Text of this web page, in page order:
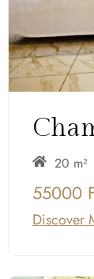
20 m²
55000
Discover